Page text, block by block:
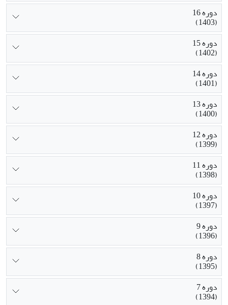
دوره 16
(1403)
دوره 15
(1402)
دوره 14
(1401)
دوره 13
(1400)
دوره 12
(1399)
دوره 11
(1398)
دوره 10
(1397)
دوره 9
(1396)
دوره 8
(1395)
دوره 7
(1394)